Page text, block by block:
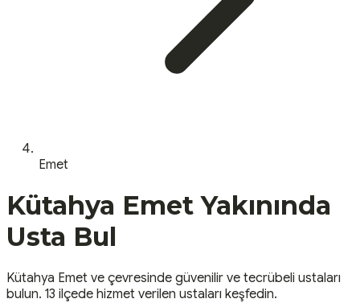
Emet
Kütahya Emet Yakınında
Usta Bul
Kütahya Emet ve çevresinde güvenilir ve tecrübeli ustaları
bulun. 13 ilçede hizmet verilen ustaları keşfedin.